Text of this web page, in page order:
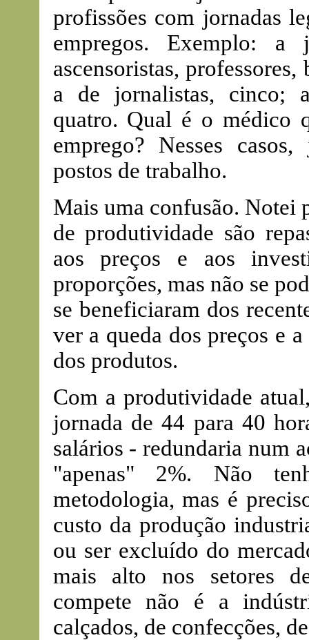
profissões com jornadas
empregos. Exemplo: a
ascensoristas,
a de jornalistas, cinco;
quatro. Qual é o médico
emprego? Nesses
postos de trabalho.
Mais uma confusão. Notei
de produtividade são
aos preços e aos
proporções, mas não se
se beneficiaram dos
ver a queda dos preços e
dos produtos.
Com a produtividade
jornada de 44 para 40
salários - redundaria num
"apenas" 2%. Não
metodologia, mas é
custo da produção
ou ser excluído do
mais alto nos setores
compete não é a
calçados, de confecções,